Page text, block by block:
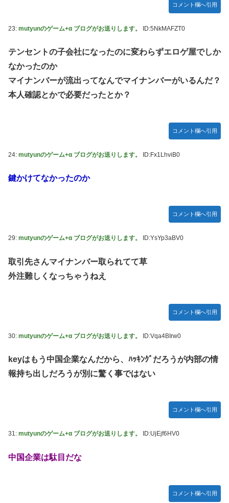
コメント欄へ引用
23: mutyunのゲーム+α ブログがお送りします。 ID:5NkMAFZT0
テンセントの子会社になったのに変わらずエロゲ屋でしか
なかったのか
マイナンバーが流出ってなんでマイナンバーがいるんだ？
本人確認とかで必要だったとか？
コメント欄へ引用
24: mutyunのゲーム+α ブログがお送りします。 ID:Fx1LhviB0
鍵かけてなかったのか
コメント欄へ引用
29: mutyunのゲーム+α ブログがお送りします。 ID:YsYp3aBV0
取引先さんマイナンバー取られてて草
外注難しくなっちゃうねえ
コメント欄へ引用
30: mutyunのゲーム+α ブログがお送りします。 ID:Vqa4BIrw0
keyはもう中国企業なんだから、ﾊｯｷﾝｸﾞだろうが内部の情
報持ち出しだろうが別に驚く事ではない
コメント欄へ引用
31: mutyunのゲーム+α ブログがお送りします。 ID:UjEjf6HV0
中国企業は駄目だな
コメント欄へ引用